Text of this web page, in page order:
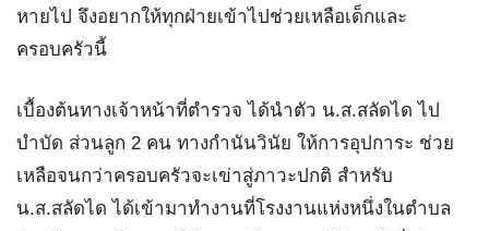
หายไป จึงอยากให้ทุกฝ่ายเข้าไปช่วยเหลือเด็กและ
ครอบครัวนี้
เบื้องต้นทางเจ้าหน้าที่ตำรวจ ได้นำตัว น.ส.สลัดได ไป
บำบัด ส่วนลูก 2 คน ทางกำนันวินัย ให้การอุปการะ ช่วย
เหลือจนกว่าครอบครัวจะเข่าสู่ภาวะปกติ สำหรับ
น.ส.สลัดได ได้เข้ามาทำงานที่โรงงานแห่งหนึ่งในตำบล